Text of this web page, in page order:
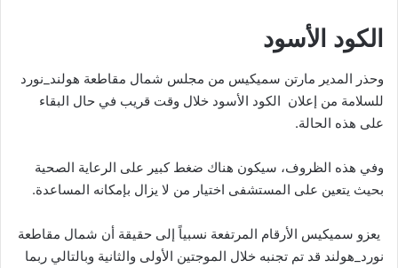
الكود الأسود
وحذر المدير مارتن سميكيس من مجلس شمال مقاطعة هولند_نورد
للسلامة من إعلان الكود الأسود خلال وقت قريب في حال البقاء
على هذه الحالة.
وفي هذه الظروف، سيكون هناك ضغط كبير على الرعاية الصحية
بحيث يتعين على المستشفى اختيار من لا يزال بإمكانه المساعدة.
يعزو سميكيس الأرقام المرتفعة نسبياً إلى حقيقة أن شمال مقاطعة
نورد_هولند قد تم تجنبه خلال الموجتين الأولى والثانية وبالتالي ربما